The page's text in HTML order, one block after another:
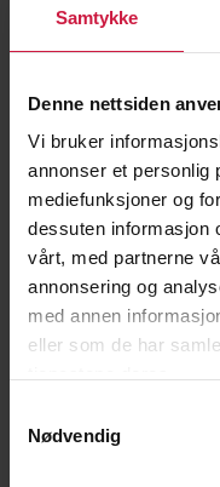
Samtykke
Denne nettsiden
Vi bruker
annonser et personlig
mediefunksjoner og
dessuten informasjon
vårt, med partnerne
annonsering og
med annen
eller som de har
Nødvendig
Torsdag 6. februar
18.30Håndballøkt /
21.00Kveldsmat og
Fredag 7. februar
07.30Frokost
08.15Foredrag om
10.00Håndballøkt /
12.00Lunsj
12.30Presentasjon
Alle elever og